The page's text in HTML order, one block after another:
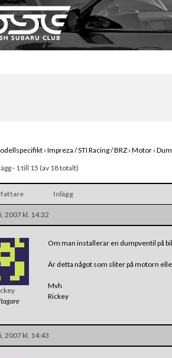
Subaru Club
älskar Subaru!
› Impreza / STI Racing / BRZ › Motor ›
- 1 till 15 (av 18 totalt)
Inlägg
2007 kl. 14:32
Om man installerar en dumpventil på
Är detta något som sliter på motorn
Mvh
Rickey
2007 kl. 14:43